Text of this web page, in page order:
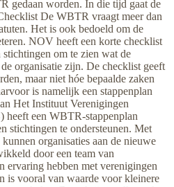
gedaan worden. In die tijd gaat de
De WBTR vraagt meer dan
Het is ook bedoeld om de
NOV heeft een korte checklist
om te zien wat de
organisatie zijn. De checklist geeft
maar niet hóe bepaalde zaken
is namelijk een stappenplan
Het Instituut Verenigingen
heeft een WBTR-stappenplan
stichtingen te ondersteunen. Met
organisaties aan de nieuwe
door een team van
ervaring hebben met verenigingen
is vooral van waarde voor kleinere